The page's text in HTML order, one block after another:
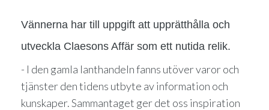
Vännerna har till uppgift att upprätthålla och
utveckla Claesons Affär som ett nutida relik.
- I den gamla lanthandeln fanns utöver varor och
tjänster den tidens utbyte av information och
kunskaper. Sammantaget ger det oss inspiration